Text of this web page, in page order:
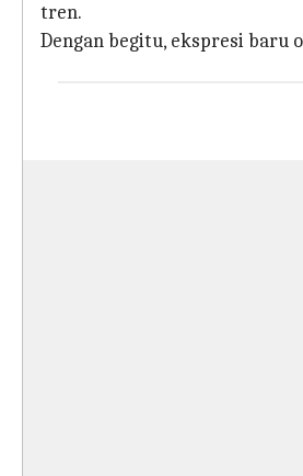
tren.
Dengan begitu, ekspresi baru